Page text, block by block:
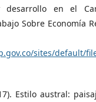
desarrollo en el
Sobre Economía
sites/default/
Estilo austral: